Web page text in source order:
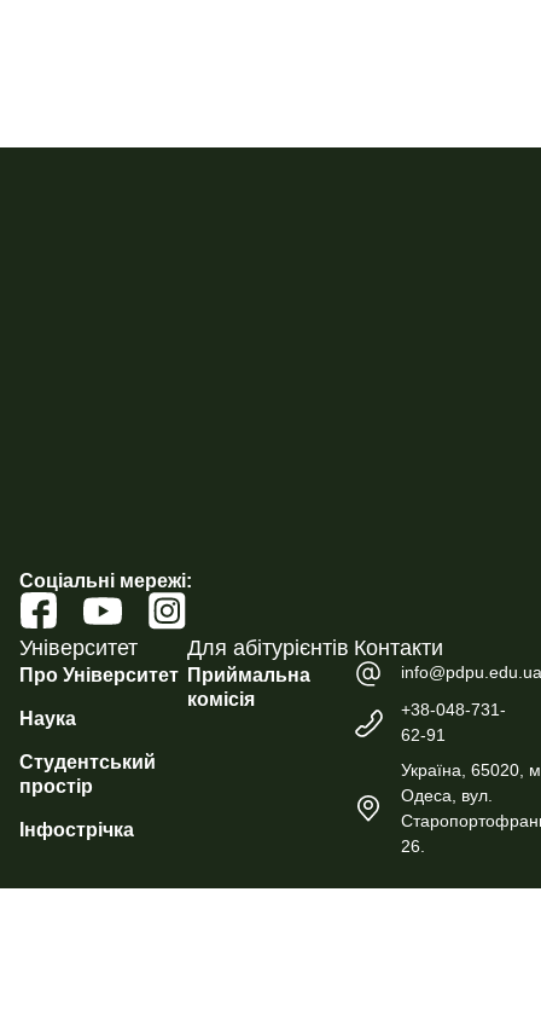
Соціальні мережі:
Університет
Про Університет
Наука
Студентський
простір
Інфострічка
Для абітурієнтів
Приймальна
комісія
Контакти
+38-048-731-
62-91
Україна, 65020,
Одеса, вул.
26.